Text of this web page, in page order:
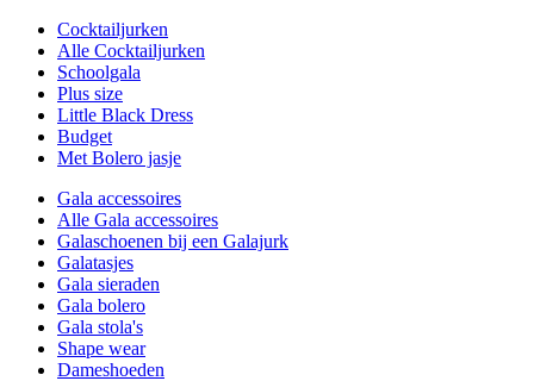
Cocktailjurken
Alle Cocktailjurken
Schoolgala
Plus size
Little Black Dress
Budget
Met Bolero jasje
Gala accessoires
Alle Gala accessoires
Galaschoenen bij een Galajurk
Galatasjes
Gala sieraden
Gala bolero
Gala stola's
Shape wear
Dameshoeden